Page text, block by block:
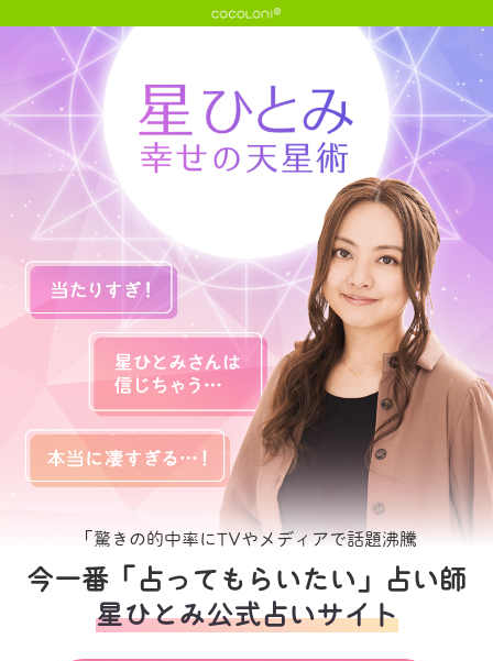
「驚きの的中率にTVやメディアで話題沸騰
今一番「占ってもらいたい」占い師
星ひとみ公式占いサイト